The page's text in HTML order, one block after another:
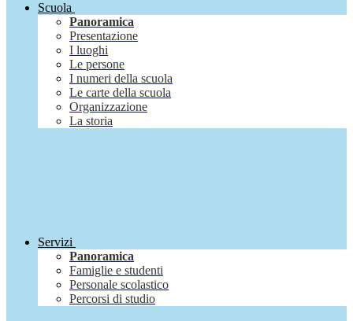
Scuola
Panoramica
Presentazione
I luoghi
Le persone
I numeri della scuola
Le carte della scuola
Organizzazione
La storia
Servizi
Panoramica
Famiglie e studenti
Personale scolastico
Percorsi di studio